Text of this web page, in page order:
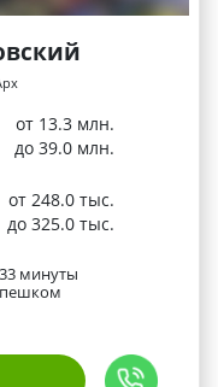
от 13.3 млн.
до 39.0 млн.
от 248.0 тыс.
до 325.0 тыс.
33 минуты
пешком